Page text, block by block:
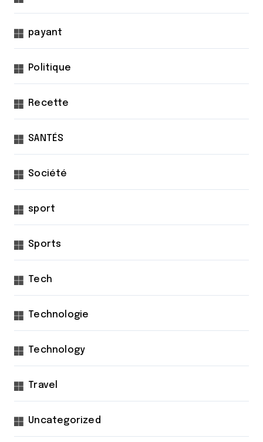
payant
Politique
Recette
SANTÉS
Société
sport
Sports
Tech
Technologie
Technology
Travel
Uncategorized